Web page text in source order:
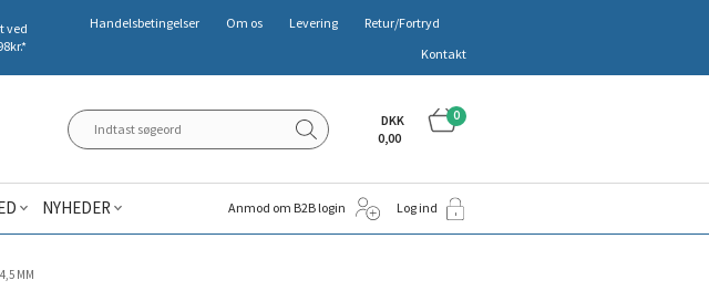
ved
Handelsbetingelser Om os Levering
Retur/Fortryd
Kontakt
0
DKK
0,00
NYHEDER Anmod om B2B login Log ind
MM